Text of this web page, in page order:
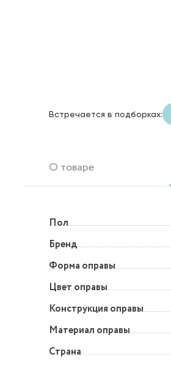
Встречается в подборках:
О товаре
Пол
Бренд
Форма оправы
Цвет оправы
Конструкция оправы
Материал оправы
Страна